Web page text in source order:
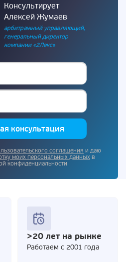
Консультирует
Алексей Жумаев
арбитражный управляющий,
генеральный директор
компании «2Лекс»
консультация
соглашения и даю
моих персональных данных в
конфиденциальности
>20 лет на рынке
Работаем с 2001 года